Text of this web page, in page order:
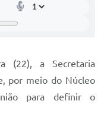
(22), a Secretaria
por meio do Núcleo
para definir o